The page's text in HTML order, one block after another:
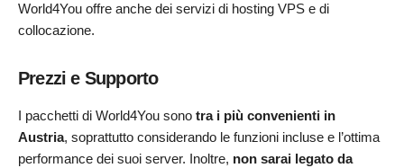
World4You offre anche dei servizi di hosting VPS e di
collocazione.
Prezzi e Supporto
I pacchetti di World4You sono tra i più convenienti in
Austria, soprattutto considerando le funzioni incluse e l’ottima
performance dei suoi server. Inoltre, non sarai legato da